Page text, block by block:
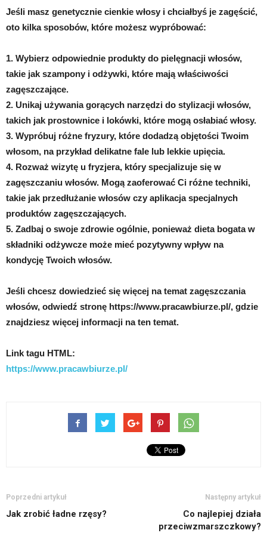
Jeśli masz genetycznie cienkie włosy i chciałbyś je zagęścić,
oto kilka sposobów, które możesz wypróbować:
1. Wybierz odpowiednie produkty do pielęgnacji włosów,
takie jak szampony i odżywki, które mają właściwości
zagęszczające.
2. Unikaj używania gorących narzędzi do stylizacji włosów,
takich jak prostownice i lokówki, które mogą osłabiać włosy.
3. Wypróbuj różne fryzury, które dodadzą objętości Twoim
włosom, na przykład delikatne fale lub lekkie upięcia.
4. Rozważ wizytę u fryzjera, który specjalizuje się w
zagęszczaniu włosów. Mogą zaoferować Ci różne techniki,
takie jak przedłużanie włosów czy aplikacja specjalnych
produktów zagęszczających.
5. Zadbaj o swoje zdrowie ogólnie, ponieważ dieta bogata w
składniki odżywcze może mieć pozytywny wpływ na
kondycję Twoich włosów.
Jeśli chcesz dowiedzieć się więcej na temat zagęszczania
włosów, odwiedź stronę https://www.pracawbiurze.pl/, gdzie
znajdziesz więcej informacji na ten temat.
Link tagu HTML:
https://www.pracawbiurze.pl/
Poprzedni artykuł
Jak zrobić ładne rzęsy?
Następny artykuł
Co najlepiej działa
przeciwzmarszczkowy?